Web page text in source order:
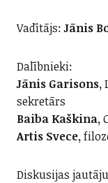
Vadītājs:Jānis
Dalībnieki:
Jānis Garisons,
sekretārs
Baiba Kaškina,
Artis Svece,
Diskusijas